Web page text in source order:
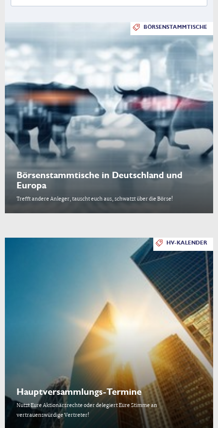
BÖRSENSTAMMTISCHE
Börsenstammtische in Deutschland und
Europa
Trefft andere Anleger, tauscht euch aus, schwatzt über die Börse!
HV-KALENDER
Hauptversammlungs-Termine
Nutzt Eure Aktionärsrechte oder delegiert Eure Stimme an
vertrauenswürdige Vertreter!